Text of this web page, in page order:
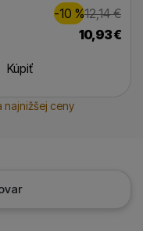
12,14€
Zľava
1,00€
(
-10 %
)
10,93€
Kúpiť
najnižšej ceny